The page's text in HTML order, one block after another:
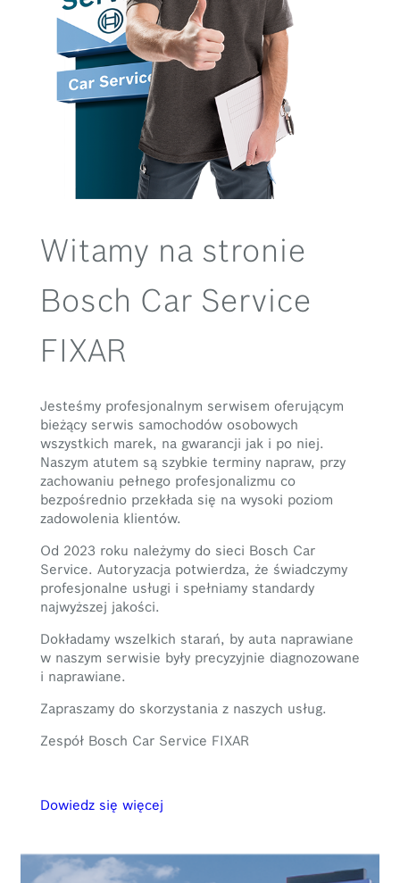
Witamy na stronie
Bosch Car Service
FIXAR
Jesteśmy profesjonalnym serwisem oferującym
bieżący serwis samochodów osobowych
wszystkich marek, na gwarancji jak i po niej.
Naszym atutem są szybkie terminy napraw, przy
zachowaniu pełnego profesjonalizmu co
bezpośrednio przekłada się na wysoki poziom
zadowolenia klientów.
Od 2023 roku należymy do sieci Bosch Car
Service. Autoryzacja potwierdza, że świadczymy
profesjonalne usługi i spełniamy standardy
najwyższej jakości.
Dokładamy wszelkich starań, by auta naprawiane
w naszym serwisie były precyzyjnie diagnozowane
i naprawiane.
Zapraszamy do skorzystania z naszych usług.
Zespół Bosch Car Service FIXAR
Dowiedz się więcej